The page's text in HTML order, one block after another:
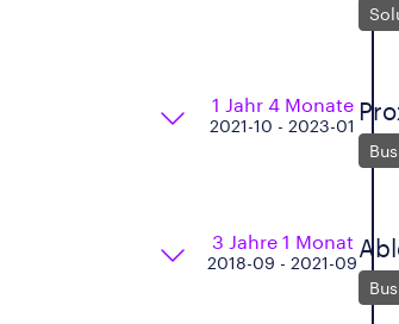
1 Jahr 4 Monate
2021-10 - 2023-01
3 Jahre 1 Monat
2018-09 - 2021-09